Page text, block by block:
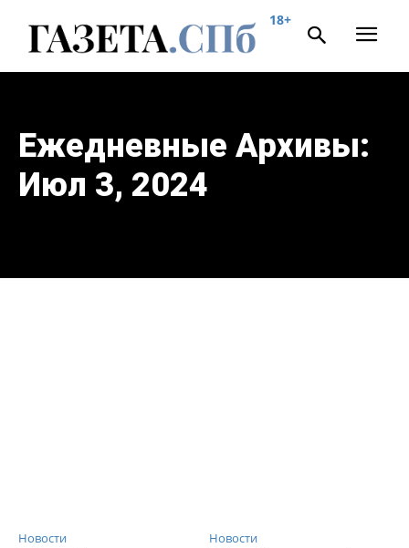
18+
Ежедневные Архивы:
Июл 3, 2024
Новости Новости